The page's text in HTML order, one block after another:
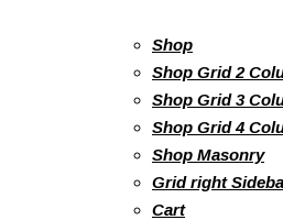
Shop
Shop Grid 2
Shop Grid 3
Shop Grid 4
Shop Masonry
Grid right
Cart